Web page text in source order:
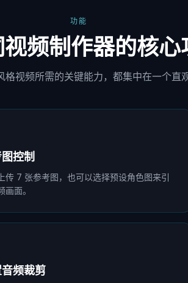
功能
频制作器的核心
视频所需的关键能力，都集中在一个直
控制
传 7 张参考图，也可以选择预设角色图来引
画面。
频裁剪